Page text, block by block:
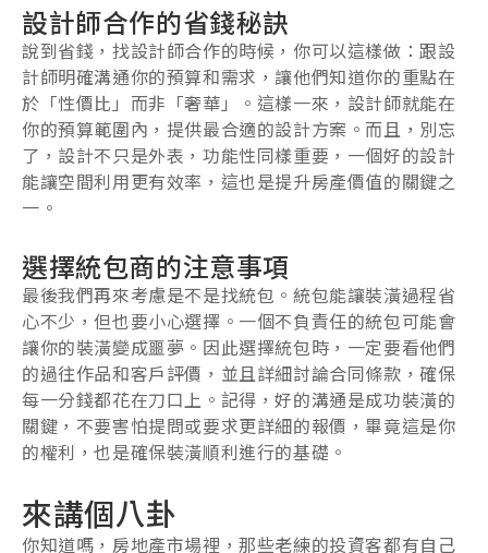
設計師合作的省錢秘訣
說到省錢，找設計師合作的時候，你可以這樣做：跟設
計師明確溝通你的預算和需求，讓他們知道你的重點在
於「性價比」而非「奢華」。這樣一來，設計師就能在
你的預算範圍內，提供最合適的設計方案。而且，別忘
了，設計不只是外表，功能性同樣重要，一個好的設計
能讓空間利用更有效率，這也是提升房產價值的關鍵之
一。
選擇統包商的注意事項
最後我們再來考慮是不是找統包。統包能讓裝潢過程省
心不少，但也要小心選擇。一個不負責任的統包可能會
讓你的裝潢變成噩夢。因此選擇統包時，一定要看他們
的過往作品和客戶評價，並且詳細討論合同條款，確保
每一分錢都花在刀口上。記得，好的溝通是成功裝潢的
關鍵，不要害怕提問或要求更詳細的報價，畢竟這是你
的權利，也是確保裝潢順利進行的基礎。
來講個八卦
你知道嗎，房地產市場裡，那些老練的投資客都有自己